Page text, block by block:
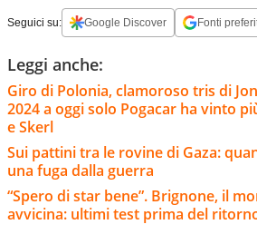
Seguici su: Google Discover Fonti
Leggi anche:
Giro di Polonia, clamoroso tris di
2024 a oggi solo Pogacar ha vinto
e Skerl
Sui pattini tra le rovine di Gaza:
una fuga dalla guerra
“Spero di star bene”. Brignone, il
avvicina: ultimi test prima del